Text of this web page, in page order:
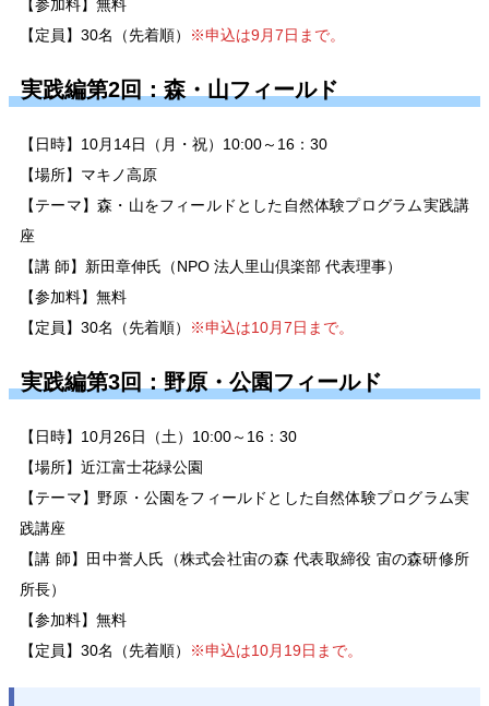
【参加料】無料
【定員】30名（先着順）
※申込は9月7日まで。
実践編第2回：森・山フィールド
【日時】10月14日（月・祝）10:00～16：30
【場所】マキノ高原
【テーマ】森・山をフィールドとした自然体験プログラム実践講
座
【講 師】新田章伸氏（NPO 法人里山倶楽部 代表理事）
【参加料】無料
【定員】30名（先着順）
※申込は10月7日まで。
実践編第3回：野原・公園フィールド
【日時】10月26日（土）10:00～16：30
【場所】近江富士花緑公園
【テーマ】野原・公園をフィールドとした自然体験プログラム実
践講座
【講 師】田中誉人氏（株式会社宙の森 代表取締役 宙の森研修所
所長）
【参加料】無料
【定員】30名（先着順）
※申込は10月19日まで。